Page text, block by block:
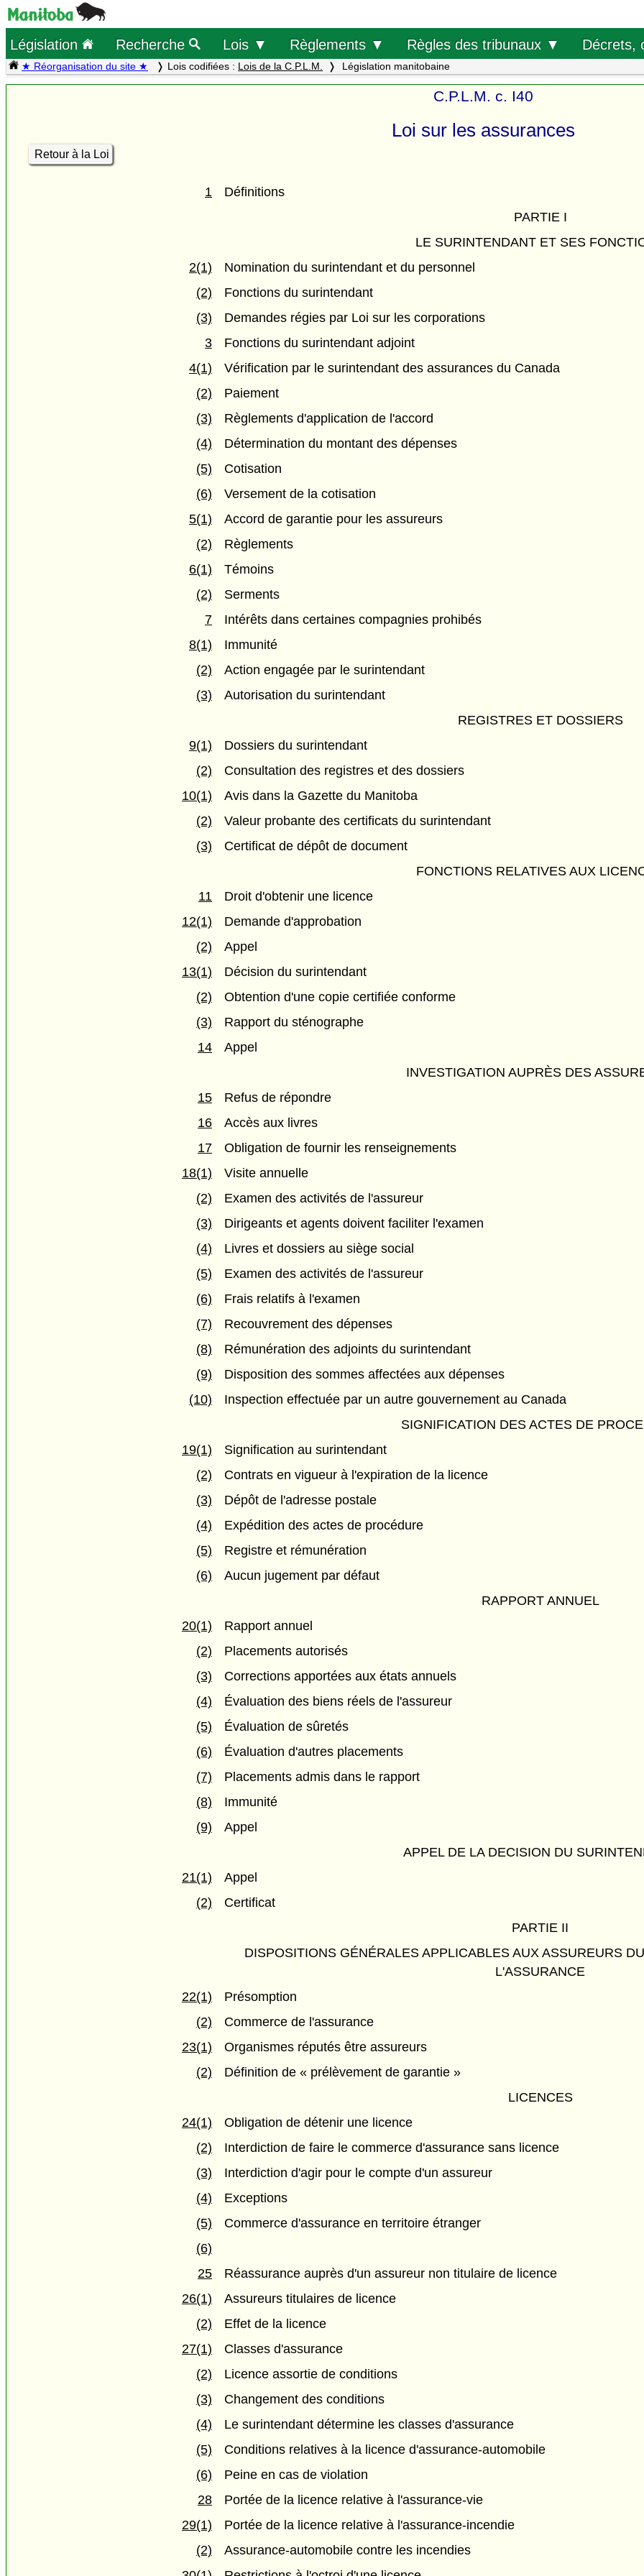
Législation Recherche Lois ▼ Règlements ▼ Règles des tribunaux ▼ Décrets,
★ Réorganisation du site ★ Lois codifiées : Lois de la C.P.L.M. Législation manitobaine
C.P.L.M. c. I40
Loi sur les assurances
Retour à la Loi
1
Définitions
PARTIE I
LE SURINTENDANT ET SES
2(1)
Nomination du surintendant et du personnel
(2)
Fonctions du surintendant
(3)
Demandes régies par Loi sur les corporations
3
Fonctions du surintendant adjoint
4(1)
Vérification par le surintendant des assurances du Canada
(2)
Paiement
(3)
Règlements d'application de l'accord
(4)
Détermination du montant des dépenses
(5)
Cotisation
(6)
Versement de la cotisation
5(1)
Accord de garantie pour les assureurs
(2)
Règlements
6(1)
Témoins
(2)
Serments
7
Intérêts dans certaines compagnies prohibés
8(1)
Immunité
(2)
Action engagée par le surintendant
(3)
Autorisation du surintendant
REGISTRES ET DOSSIERS
9(1)
Dossiers du surintendant
(2)
Consultation des registres et des dossiers
10(1)
Avis dans la Gazette du Manitoba
(2)
Valeur probante des certificats du surintendant
(3)
Certificat de dépôt de document
FONCTIONS RELATIVES AUX
11
Droit d'obtenir une licence
12(1)
Demande d'approbation
(2)
Appel
13(1)
Décision du surintendant
(2)
Obtention d'une copie certifiée conforme
(3)
Rapport du sténographe
14
Appel
INVESTIGATION AUPRÈS DES
15
Refus de répondre
16
Accès aux livres
17
Obligation de fournir les renseignements
18(1)
Visite annuelle
(2)
Examen des activités de l'assureur
(3)
Dirigeants et agents doivent faciliter l'examen
(4)
Livres et dossiers au siège social
(5)
Examen des activités de l'assureur
(6)
Frais relatifs à l'examen
(7)
Recouvrement des dépenses
(8)
Rémunération des adjoints du surintendant
(9)
Disposition des sommes affectées aux dépenses
(10)
Inspection effectuée par un autre gouvernement au Canada
SIGNIFICATION DES ACTES DE
19(1)
Signification au surintendant
(2)
Contrats en vigueur à l'expiration de la licence
(3)
Dépôt de l'adresse postale
(4)
Expédition des actes de procédure
(5)
Registre et rémunération
(6)
Aucun jugement par défaut
RAPPORT ANNUEL
20(1)
Rapport annuel
(2)
Placements autorisés
(3)
Corrections apportées aux états annuels
(4)
Évaluation des biens réels de l'assureur
(5)
Évaluation de sûretés
(6)
Évaluation d'autres placements
(7)
Placements admis dans le rapport
(8)
Immunité
(9)
Appel
APPEL DE LA DECISION DU
21(1)
Appel
(2)
Certificat
PARTIE II
DISPOSITIONS GÉNÉRALES APPLICABLES AUX ASSUREURS
L'ASSURANCE
22(1)
Présomption
(2)
Commerce de l'assurance
23(1)
Organismes réputés être assureurs
(2)
Définition de « prélèvement de garantie »
LICENCES
24(1)
Obligation de détenir une licence
(2)
Interdiction de faire le commerce d'assurance sans licence
(3)
Interdiction d'agir pour le compte d'un assureur
(4)
Exceptions
(5)
Commerce d'assurance en territoire étranger
(6)
25
Réassurance auprès d'un assureur non titulaire de licence
26(1)
Assureurs titulaires de licence
(2)
Effet de la licence
27(1)
Classes d'assurance
(2)
Licence assortie de conditions
(3)
Changement des conditions
(4)
Le surintendant détermine les classes d'assurance
(5)
Conditions relatives à la licence d'assurance-automobile
(6)
Peine en cas de violation
28
Portée de la licence relative à l'assurance-vie
29(1)
Portée de la licence relative à l'assurance-incendie
(2)
Assurance-automobile contre les incendies